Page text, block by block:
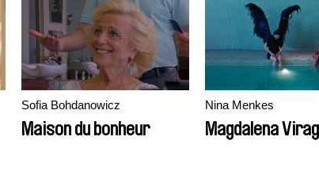
Sofia Bohdanowicz
Maison du bonheur
Nina Menkes
Magdalena